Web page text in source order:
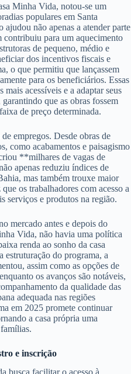
Minha Vida, notou-se um
populares em Santa
ajudou não apenas a atender parte
contribuiu para um aquecimento
de pequeno, médio e
dos incentivos fiscais e
o que permitiu que lançassem
para os beneficiários. Essas
mais acessíveis e a adaptar seus
que as obras fossem
de preço determinada.
empregos. Desde obras de
como acabamentos e paisagismo
**milhares de vagas de
apenas reduziu índices de
mas também trouxe maior
os trabalhadores com acesso a
serviços e produtos na região.
mercado antes e depois do
Vida, não havia uma política
renda ao sonho da casa
estruturação do programa, a
assim como as opções de
os avanços são notáveis,
da qualidade das
adequada nas regiões
em 2025 promete continuar
a casa própria uma
e inscrição